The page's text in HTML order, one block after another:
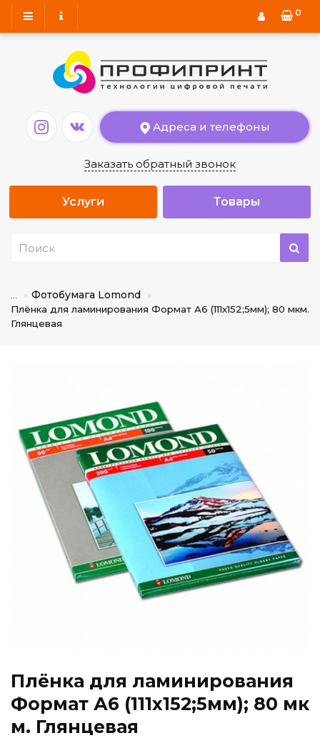
0
Адреса и телефоны
Заказать обратный звонок
Товары
Услуги
Фотобумага Lomond
Плёнка для ламинирования Формат А6 (111х152;5мм); 80 мкм.
Глянцевая
Плёнка для ламинирования
Формат А6 (111х152;5мм); 80 мк
м. Глянцевая